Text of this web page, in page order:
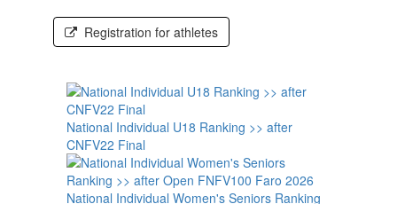
Registration for athletes
National Individual U18 Ranking >> after
CNFV22 Final
National Individual Women's Seniors Ranking